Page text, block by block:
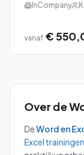
hebt!InCompany
vanaf €
Over de
DeWord en
Excel trainingen